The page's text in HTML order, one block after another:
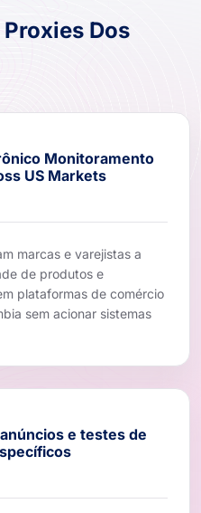
Dos
Monitoramento
US Markets
marcas e varejistas a
de produtos e
plataformas de comércio
sem acionar sistemas
e testes de